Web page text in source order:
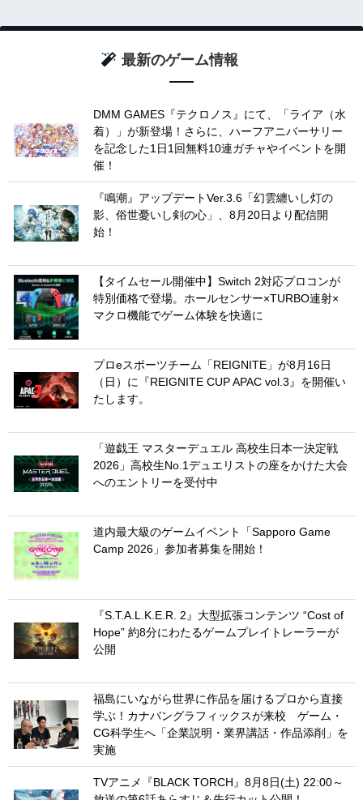
最新のゲーム情報
DMM GAMES『テクロノス』にて、「ライア（水
着）」が新登場！さらに、ハーフアニバーサリー
を記念した1日1回無料10連ガチャやイベントを開
催！
『鳴潮』アップデートVer.3.6「幻雲纏いし灯の
影、俗世憂いし剣の心」、8月20日より配信開
始！
【タイムセール開催中】Switch 2対応プロコンが
特別価格で登場。ホールセンサー×TURBO連射×
マクロ機能でゲーム体験を快適に
プロeスポーツチーム「REIGNITE」が8月16日
（日）に『REIGNITE CUP APAC vol.3』を開催い
たします。
「遊戯王 マスターデュエル 高校生日本一決定戦
2026」高校生No.1デュエリストの座をかけた大会
へのエントリーを受付中
道内最大級のゲームイベント「Sapporo Game
Camp 2026」参加者募集を開始！
『S.T.A.L.K.E.R. 2』大型拡張コンテンツ “Cost of
Hope” 約8分にわたるゲームプレイトレーラーが
公開
福島にいながら世界に作品を届けるプロから直接
学ぶ！カナバングラフィックスが来校 ゲーム・
CG科学生へ「企業説明・業界講話・作品添削」を
実施
TVアニメ『BLACK TORCH』8月8日(土) 22:00～